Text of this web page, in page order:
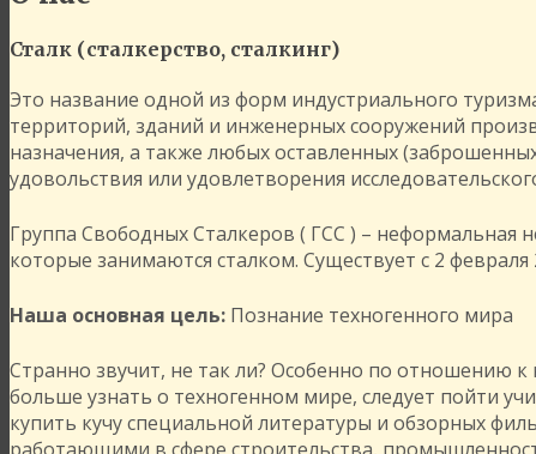
Сталк (сталкерство, сталкинг)
Это название одной из форм индустриального
территорий, зданий и инженерных сооружений
назначения, а также любых оставленных
удовольствия или удовлетворения
Группа Свободных Сталкеров ( ГСС ) –
которые занимаются сталком. Существует с 2 февраля
Наша основная цель: Познание техногенного мира
Странно звучит, не так ли? Особенно по отношению
больше узнать о техногенном мире, следует пойти
купить кучу специальной литературы и обзорных